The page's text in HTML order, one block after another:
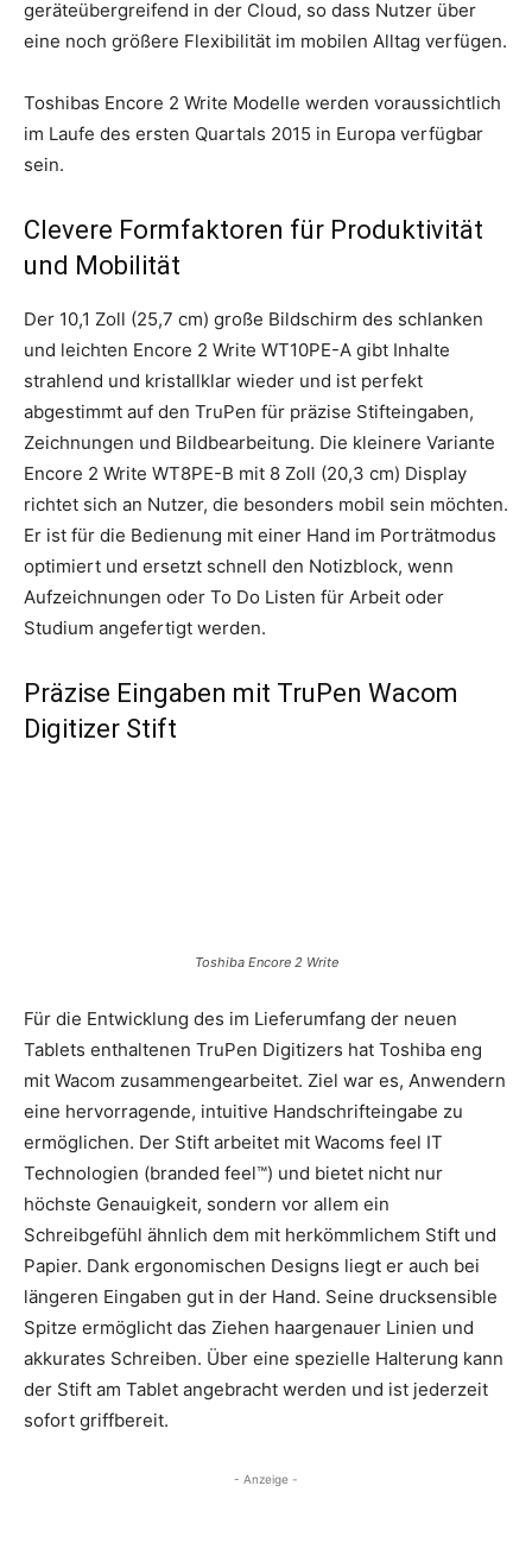
geräteübergreifend in der Cloud, so dass Nutzer über
eine noch größere Flexibilität im mobilen Alltag verfügen.
Toshibas Encore 2 Write Modelle werden voraussichtlich
im Laufe des ersten Quartals 2015 in Europa verfügbar
sein.
Clevere Formfaktoren für Produktivität
und Mobilität
Der 10,1 Zoll (25,7 cm) große Bildschirm des schlanken
und leichten Encore 2 Write WT10PE-A gibt Inhalte
strahlend und kristallklar wieder und ist perfekt
abgestimmt auf den TruPen für präzise Stifteingaben,
Zeichnungen und Bildbearbeitung. Die kleinere Variante
Encore 2 Write WT8PE-B mit 8 Zoll (20,3 cm) Display
richtet sich an Nutzer, die besonders mobil sein möchten.
Er ist für die Bedienung mit einer Hand im Porträtmodus
optimiert und ersetzt schnell den Notizblock, wenn
Aufzeichnungen oder To Do Listen für Arbeit oder
Studium angefertigt werden.
Präzise Eingaben mit TruPen Wacom
Digitizer Stift
Toshiba Encore 2 Write
Für die Entwicklung des im Lieferumfang der neuen
Tablets enthaltenen TruPen Digitizers hat Toshiba eng
mit Wacom zusammengearbeitet. Ziel war es, Anwendern
eine hervorragende, intuitive Handschrifteingabe zu
ermöglichen. Der Stift arbeitet mit Wacoms feel IT
Technologien (branded feel™) und bietet nicht nur
höchste Genauigkeit, sondern vor allem ein
Schreibgefühl ähnlich dem mit herkömmlichem Stift und
Papier. Dank ergonomischen Designs liegt er auch bei
längeren Eingaben gut in der Hand. Seine drucksensible
Spitze ermöglicht das Ziehen haargenauer Linien und
akkurates Schreiben. Über eine spezielle Halterung kann
der Stift am Tablet angebracht werden und ist jederzeit
sofort griffbereit.
- Anzeige -